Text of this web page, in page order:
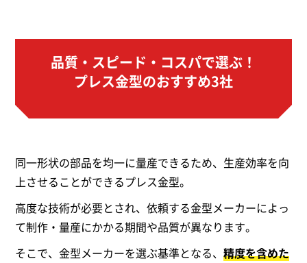
品質・スピード・コスパで選ぶ！
プレス金型のおすすめ3社
同一形状の部品を均一に量産できるため、生産効率を向
上させることができるプレス金型。
高度な技術が必要とされ、依頼する金型メーカーによっ
て制作・量産にかかる期間や品質が異なります。
そこで、金型メーカーを選ぶ基準となる、精度を含めた